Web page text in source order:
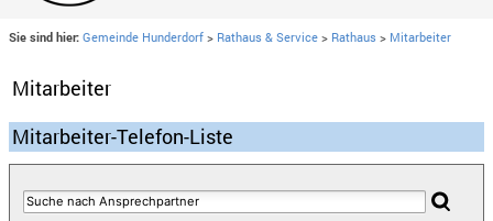
Sie sind hier: Gemeinde Hunderdorf > Rathaus & Service > Rathaus > Mitarbeiter
Mitarbeiter
Mitarbeiter-Telefon-Liste